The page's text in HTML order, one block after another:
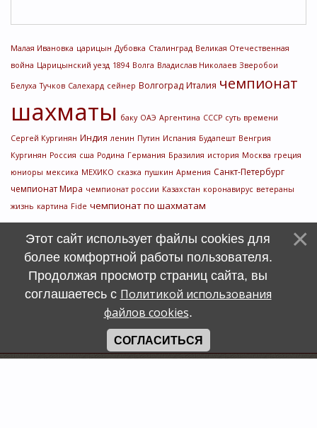
Малая Ивановка царицын Дубовка Сталинград Великая Отечественная
война Царицынский уезд 1894 Волга Владислав Николаев Зверобои
Белуха Тучков Салехард сейнер Волгоград Италия чемпионат
шахматы баку ОАЭ Аргентина СССР суть времени
Сергей Кургинян Индия ленин Путин Испания Будапешт Венгрия
Кургинян Россия сша Родина Германия Бразилия история Москва греция
юниоры мексика МЕХИКО сказка пушкин Армения Санкт-Петербург
чемпионат Мира чемпионат россии Казахстан коронавирус ветераны
жизнь картина Fide чемпионат по шахматам
Этот сайт использует файлы cookies для
более комфортной работы пользователя.
Продолжая просмотр страниц сайта, вы
соглашаетесь с Политикой использования
файлов cookies.
СОГЛАСИТЬСЯ